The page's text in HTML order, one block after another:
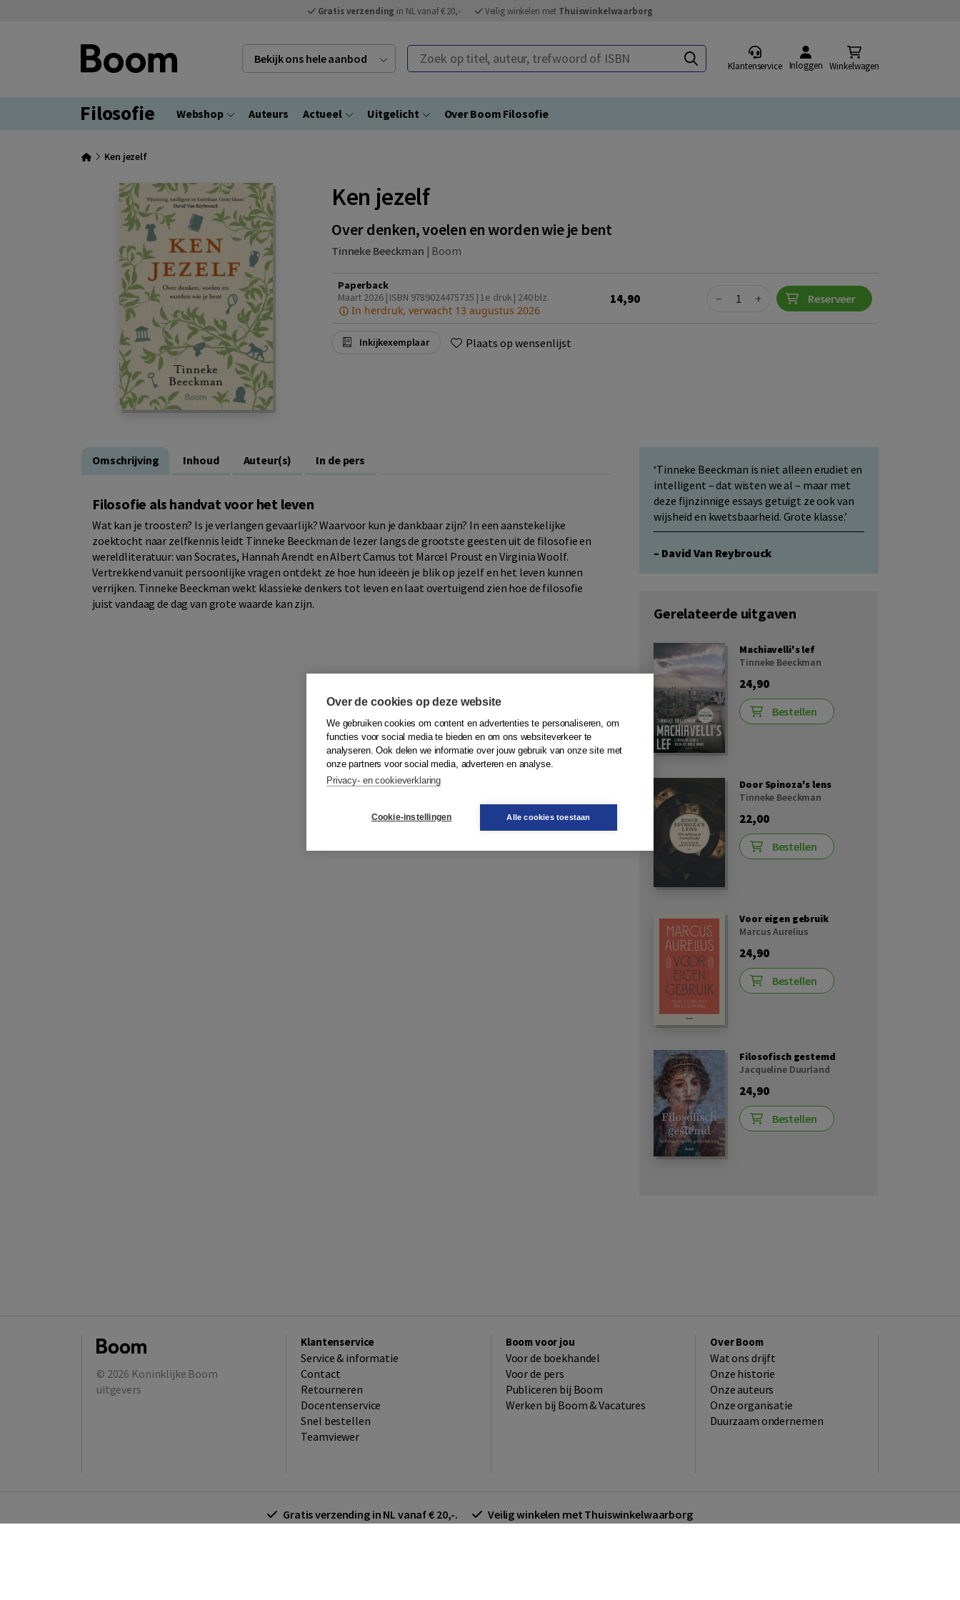
Gratis verzending in NL vanaf € 20,- Veilig winkelen met Thuiswinkelwaarborg
Bekijk ons hele aanbod Zoek op titel, auteur, trefwoord of ISBN
Klantenservice Inloggen Winkelwagen
Filosofie Webshop Auteurs Actueel Uitgelicht Over Boom Filosofie
Ken jezelf
Ken jezelf
Over denken, voelen en worden wie je bent
Tinneke Beeckman | Boom
Paperback
Maart 2026 | ISBN 9789024475735 | 1e druk | 240 blz.
In herdruk, verwacht 13 augustus 2026
14,90 Quantity
− + Reserveer
Inkijkexemplaar Plaats op wensenlijst
Omschrijving Inhoud Auteur(s) In de pers
Filosofie als handvat voor het leven
Wat kan je troosten? Is je verlangen gevaarlijk? Waarvoor kun je dankbaar zijn? In een aanstekelijke
zoektocht naar zelfkennis leidt Tinneke Beeckman de lezer langs de grootste geesten uit de filosofie en
wereldliteratuur: van Socrates, Hannah Arendt en Albert Camus tot Marcel Proust en Virginia Woolf.
Vertrekkend vanuit persoonlijke vragen ontdekt ze hoe hun ideeën je blik op jezelf en het leven kunnen
verrijken. Tinneke Beeckman wekt klassieke denkers tot leven en laat overtuigend zien hoe de filosofie
juist vandaag de dag van grote waarde kan zijn.
‘Tinneke Beeckman is niet alleen erudiet en
intelligent – dat wisten we al – maar met
deze fijnzinnige essays getuigt ze ook van
wijsheid en kwetsbaarheid. Grote klasse.’
– David Van Reybrouck
Gerelateerde uitgaven
Machiavelli's lef
Tinneke Beeckman
24,90
Bestellen
Door Spinoza's lens
Tinneke Beeckman
22,00
Bestellen
Voor eigen gebruik
Marcus Aurelius
24,90
Bestellen
Filosofisch gestemd
Jacqueline Duurland
24,90
Bestellen
© 2026 Koninklijke Boom
uitgevers
Klantenservice
Service & informatie
Contact
Retourneren
Docentenservice
Snel bestellen
Teamviewer
Boom voor jou
Voor de boekhandel
Voor de pers
Publiceren bij Boom
Werken bij Boom & Vacatures
Over Boom
Wat ons drijft
Onze historie
Onze auteurs
Onze organisatie
Duurzaam ondernemen
Gratis verzending in NL vanaf € 20,-. Veilig winkelen met Thuiswinkelwaarborg
Over de cookies op deze website
We gebruiken cookies om content en advertenties te personaliseren, om
functies voor social media te bieden en om ons websiteverkeer te
analyseren. Ook delen we informatie over jouw gebruik van onze site met
onze partners voor social media, adverteren en analyse.
Privacy- en cookieverklaring
Cookie-instellingen Alle cookies toestaan